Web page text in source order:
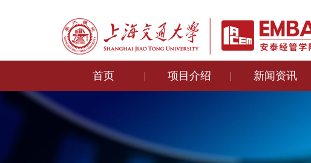
首页 项目介绍 新闻资讯